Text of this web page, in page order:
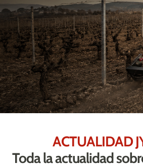
ACTUALIDAD
Toda la actualidad